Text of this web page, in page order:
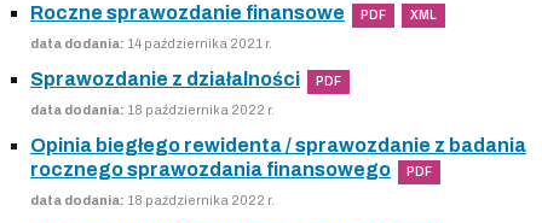
Roczne sprawozdanie finansowe PDF XML
data dodania: 14 października 2021 r.
Sprawozdanie z działalności PDF
data dodania: 18 października 2022 r.
Opinia biegłego rewidenta / sprawozdanie z badania
rocznego sprawozdania finansowego
PDF
data dodania: 18 października 2022 r.